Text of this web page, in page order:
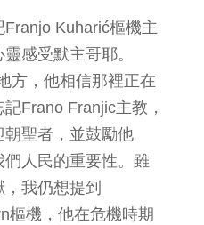
Kuharić樞機主
感受默主哥耶。
方，他相信那裡正在
Frano Franjic主教，
聖者，並鼓勵他
人民的重要性。雖
我仍想提到
樞機，他在危機時期